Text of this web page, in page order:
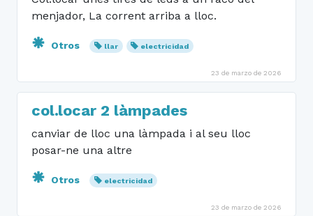
menjador, La corrent arriba a lloc.
Otros llar electricidad
23 de marzo de 2026
col.locar 2 làmpades
canviar de lloc una làmpada i al seu lloc
posar-ne una altre
Otros electricidad
23 de marzo de 2026